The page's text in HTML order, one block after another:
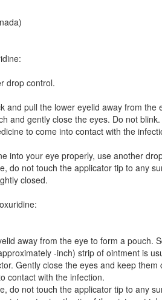
drop control.
and pull the lower eyelid away from the
and gently close the eyes. Do not
to come into contact with the
into your eye properly, use another
do not touch the applicator tip to any
closed.
away from the eye to form a pouch.
-inch) strip of ointment is
Gently close the eyes and keep them
contact with the infection.
do not touch the applicator tip to any